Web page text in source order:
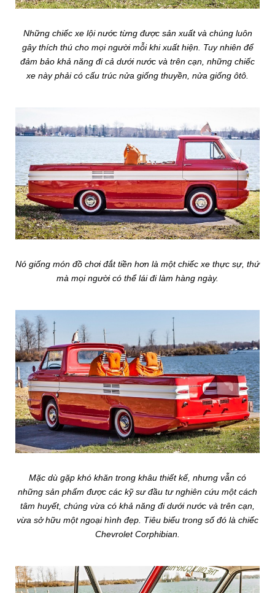
Những chiếc xe lội nước từng được sản xuất và chúng luôn
gây thích thú cho mọi người mỗi khi xuất hiện. Tuy nhiên để
đảm bảo khả năng đi cả dưới nước và trên cạn, những chiếc
xe này phải có cấu trúc nửa giống thuyền, nửa giống ôtô.
Nó giống món đồ chơi đắt tiền hơn là một chiếc xe thực sự, thứ
mà mọi người có thể lái đi làm hàng ngày.
Mặc dù gặp khó khăn trong khâu thiết kế, nhưng vẫn có
những sản phẩm được các kỹ sư đầu tư nghiên cứu một cách
tâm huyết, chúng vừa có khả năng đi dưới nước và trên cạn,
vừa sở hữu một ngoại hình đẹp. Tiêu biểu trong số đó là chiếc
Chevrolet Corphibian.